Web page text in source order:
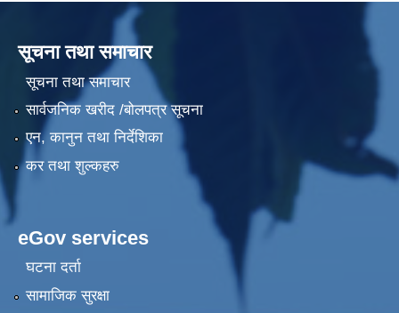
सूचना तथा समाचार
सूचना तथा समाचार
सार्वजनिक खरीद /बोलपत्र सूचना
एन, कानुन तथा निर्देशिका
कर तथा शुल्कहरु
eGov services
घटना दर्ता
सामाजिक सुरक्षा